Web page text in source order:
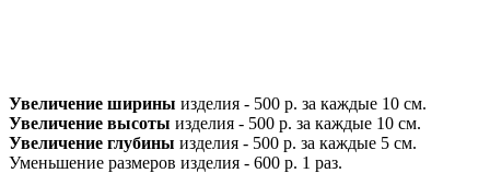
Увеличение ширины изделия - 500 р. за каждые 10 см.
Увеличение высоты изделия - 500 р. за каждые 10 см.
Увеличение глубины изделия - 500 р. за каждые 5 см.
Уменьшение размеров изделия - 600 р. 1 раз.